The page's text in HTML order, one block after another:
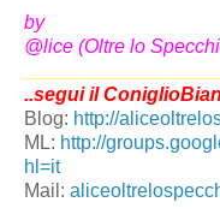
by
@lice (Oltre lo
..segui il
Blog: http://
ML: http://
hl=it
Mail: